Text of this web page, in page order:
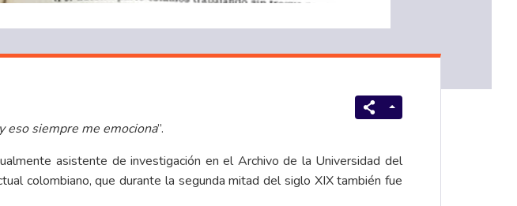
eso siempre me emociona”.
asistente de investigación en el Archivo de la Universidad del
colombiano, que durante la segunda mitad del siglo XIX también fue